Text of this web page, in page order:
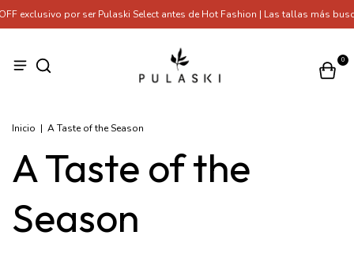
por ser Pulaski Select antes de Hot Fashion | Las tallas más
0
Inicio | A Taste of the Season
A Taste of the
Season